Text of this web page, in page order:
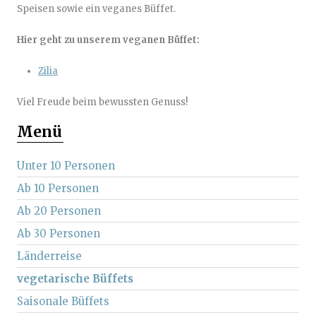
Speisen sowie ein veganes Büffet.
Hier geht zu unserem veganen Büffet:
Zilia
Viel Freude beim bewussten Genuss!
Menü
Unter 10 Personen
Ab 10 Personen
Ab 20 Personen
Ab 30 Personen
Länderreise
vegetarische Büffets
Saisonale Büffets